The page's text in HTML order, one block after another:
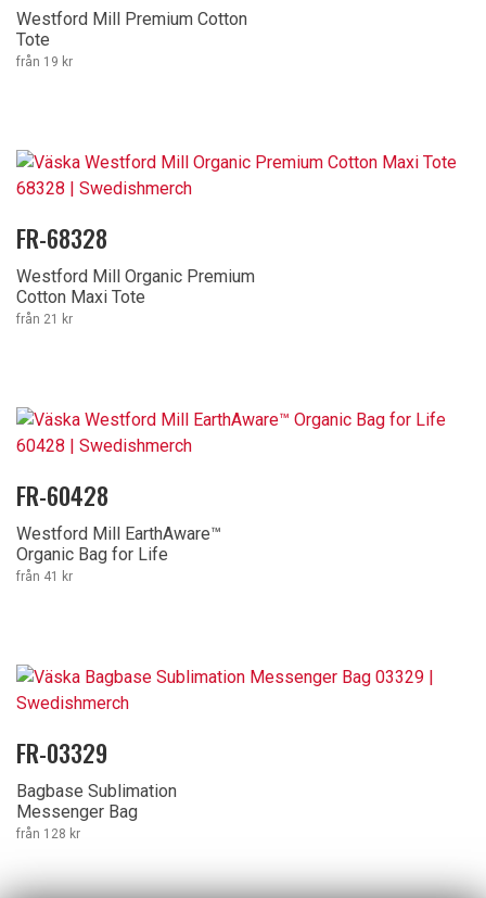
Westford Mill Premium Cotton
Tote
från 19 kr
FR-68328
Westford Mill Organic Premium
Cotton Maxi Tote
från 21 kr
FR-60428
Westford Mill EarthAware™
Organic Bag for Life
från 41 kr
FR-03329
Bagbase Sublimation
Messenger Bag
från 128 kr